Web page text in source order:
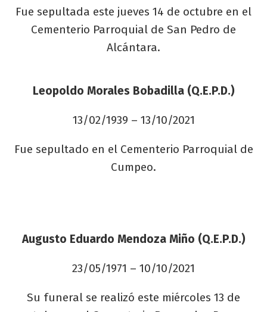
Fue sepultada este jueves 14 de octubre en el
Cementerio Parroquial de San Pedro de
Alcántara.
Leopoldo Morales Bobadilla (Q.E.P.D.)
13/02/1939 – 13/10/2021
Fue sepultado en el Cementerio Parroquial de
Cumpeo.
Augusto Eduardo Mendoza Miño (Q.E.P.D.)
23/05/1971 – 10/10/2021
Su funeral se realizó este miércoles 13 de